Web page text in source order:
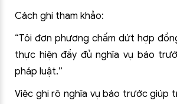
Cách ghi tham khảo:
“Tôi đơn phương chấm dứt hợp
thực hiện đầy đủ nghĩa vụ báo
pháp luật.”
Việc ghi rõ nghĩa vụ báo trước giúp